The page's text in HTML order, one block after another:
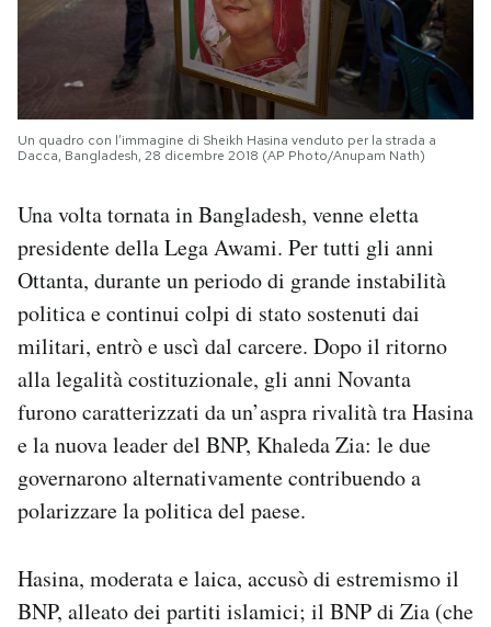
Un quadro con l’immagine di Sheikh Hasina venduto per la strada a
Dacca, Bangladesh, 28 dicembre 2018 (AP Photo/Anupam Nath)
Una volta tornata in Bangladesh, venne eletta
presidente della Lega Awami. Per tutti gli anni
Ottanta, durante un periodo di grande instabilità
politica e continui colpi di stato sostenuti dai
militari, entrò e uscì dal carcere. Dopo il ritorno
alla legalità costituzionale, gli anni Novanta
furono caratterizzati da un’aspra rivalità tra Hasina
e la nuova leader del BNP, Khaleda Zia: le due
governarono alternativamente contribuendo a
polarizzare la politica del paese.
Hasina, moderata e laica, accusò di estremismo il
BNP, alleato dei partiti islamici; il BNP di Zia (che